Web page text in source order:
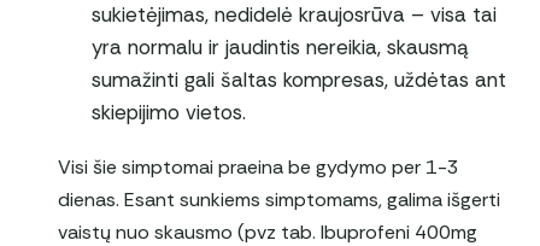
sukietėjimas, nedidelė kraujosrūva – visa tai
yra normalu ir jaudintis nereikia, skausmą
sumažinti gali šaltas kompresas, uždėtas ant
skiepijimo vietos.
Visi šie simptomai praeina be gydymo per 1-3
dienas. Esant sunkiems simptomams, galima išgerti
vaistų nuo skausmo (pvz tab. Ibuprofeni 400mg